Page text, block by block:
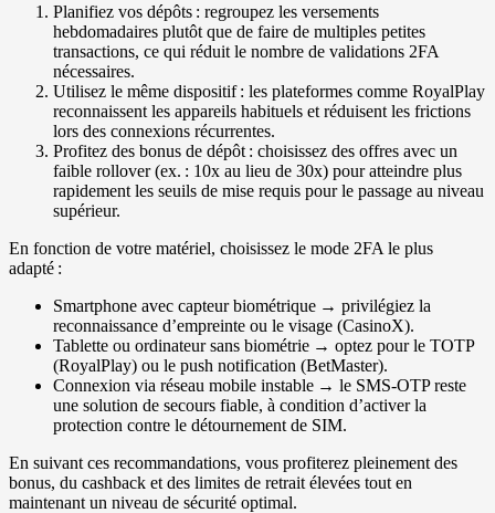
Planifiez vos dépôts : regroupez les versements
hebdomadaires plutôt que de faire de multiples petites
transactions, ce qui réduit le nombre de validations 2FA
nécessaires.
Utilisez le même dispositif : les plateformes comme RoyalPlay
reconnaissent les appareils habituels et réduisent les frictions
lors des connexions récurrentes.
Profitez des bonus de dépôt : choisissez des offres avec un
faible rollover (ex. : 10x au lieu de 30x) pour atteindre plus
rapidement les seuils de mise requis pour le passage au niveau
supérieur.
En fonction de votre matériel, choisissez le mode 2FA le plus
adapté :
Smartphone avec capteur biométrique → privilégiez la
reconnaissance d’empreinte ou le visage (CasinoX).
Tablette ou ordinateur sans biométrie → optez pour le TOTP
(RoyalPlay) ou le push notification (BetMaster).
Connexion via réseau mobile instable → le SMS‑OTP reste
une solution de secours fiable, à condition d’activer la
protection contre le détournement de SIM.
En suivant ces recommandations, vous profiterez pleinement des
bonus, du cashback et des limites de retrait élevées tout en
maintenant un niveau de sécurité optimal.